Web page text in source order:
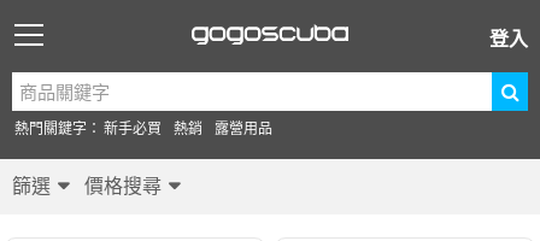
登入
熱門關鍵字： 新手必買 熱銷 露營用品
篩選 價格搜尋